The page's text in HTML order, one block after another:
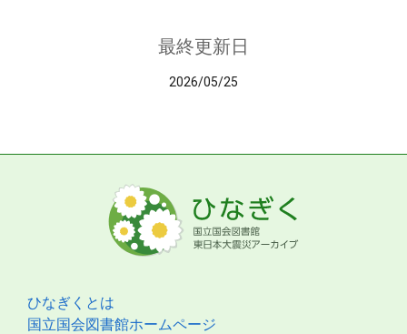
最終更新日
2026/05/25
ひなぎくとは
国立国会図書館ホームページ